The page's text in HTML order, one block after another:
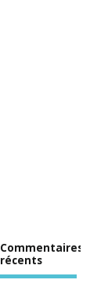
Commentaires
récents